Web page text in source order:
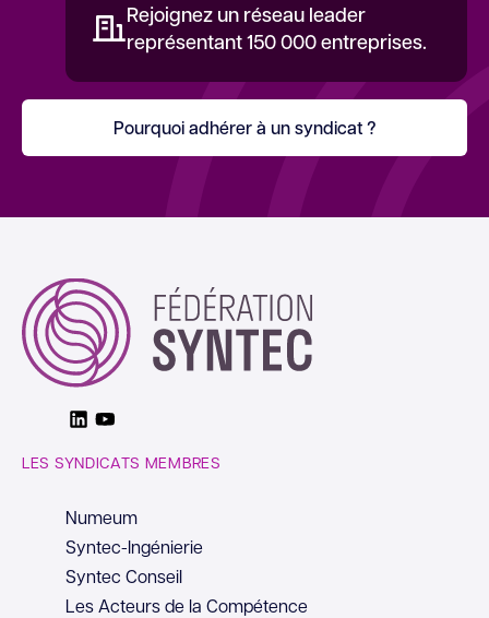
Rejoignez un réseau leader
représentant 150 000 entreprises.
Pourquoi adhérer à un syndicat ?
LinkedinYoutube
LES SYNDICATS MEMBRES
Numeum
Syntec-Ingénierie
Syntec Conseil
Les Acteurs de la Compétence